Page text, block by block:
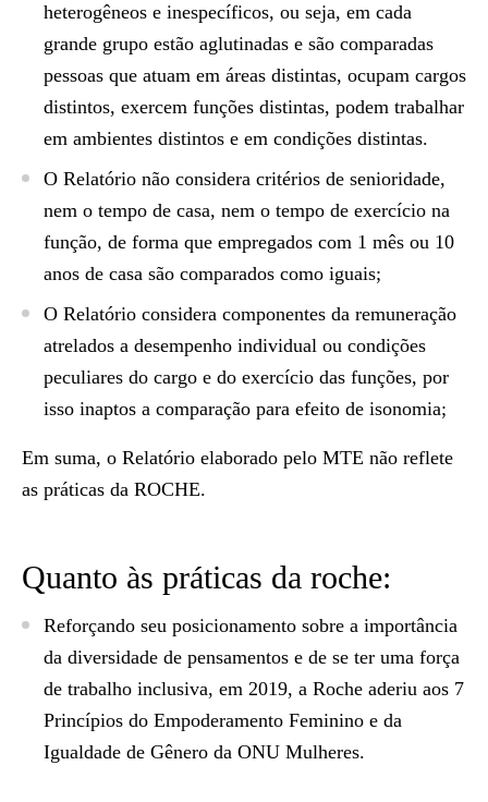
heterogêneos e inespecíficos, ou seja, em cada
grande grupo estão aglutinadas e são comparadas
pessoas que atuam em áreas distintas, ocupam cargos
distintos, exercem funções distintas, podem trabalhar
em ambientes distintos e em condições distintas.
O Relatório não considera critérios de senioridade,
nem o tempo de casa, nem o tempo de exercício na
função, de forma que empregados com 1 mês ou 10
anos de casa são comparados como iguais;
O Relatório considera componentes da remuneração
atrelados a desempenho individual ou condições
peculiares do cargo e do exercício das funções, por
isso inaptos a comparação para efeito de isonomia;
Em suma, o Relatório elaborado pelo MTE não reflete
as práticas da ROCHE.
Quanto às práticas da roche:
Reforçando seu posicionamento sobre a importância
da diversidade de pensamentos e de se ter uma força
de trabalho inclusiva, em 2019, a Roche aderiu aos 7
Princípios do Empoderamento Feminino e da
Igualdade de Gênero da ONU Mulheres.